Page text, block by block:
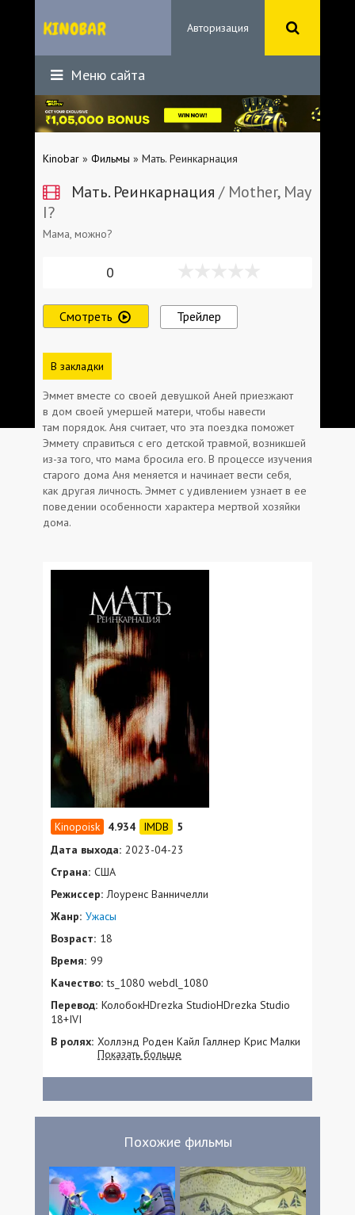
Авторизация
Меню сайта
Kinobar » Фильмы » Мать. Реинкарнация
Мать. Реинкарнация / Mother, May
I?
Мама, можно?
0
Смотреть Трейлер
В закладки
Эммет вместе со своей девушкой Аней приезжают
в дом своей умершей матери, чтобы навести
там порядок. Аня считает, что эта поездка поможет
Эммету справиться с его детской травмой, возникшей
из-за того, что мама бросила его. В процессе изучения
старого дома Аня меняется и начинает вести себя,
как другая личность. Эммет с удивлением узнает в ее
поведении особенности характера мертвой хозяйки
дома.
4.934
5
Дата выхода: 2023-04-23
Страна: США
Режиссер: Лоуренс Ванничелли
Жанр: Ужасы
Возраст: 18
Время: 99
Качество: ts_1080 webdl_1080
Перевод: КолобокHDrezka StudioHDrezka Studio
18+IVI
В ролях: Холлэнд Роден Кайл Галлнер Крис Малки
Робин Уинн Мур Майкл Джанноне Дафна
Показать больше
Похожие фильмы